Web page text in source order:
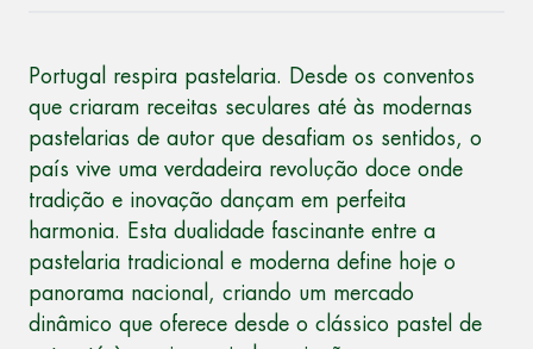
Portugal respira pastelaria. Desde os conventos
que criaram receitas seculares até às modernas
pastelarias de autor que desafiam os sentidos, o
país vive uma verdadeira revolução doce onde
tradição e inovação dançam em perfeita
harmonia. Esta dualidade fascinante entre a
pastelaria tradicional e moderna define hoje o
panorama nacional, criando um mercado
dinâmico que oferece desde o clássico pastel de